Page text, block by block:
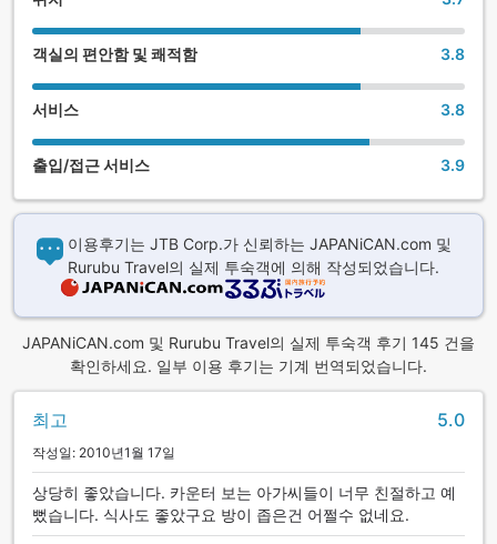
객실의 편안함 및 쾌적함 3.8
서비스 3.8
출입/접근 서비스 3.9
이용후기는 JTB Corp.가 신뢰하는 JAPANiCAN.com 및
Rurubu Travel의 실제 투숙객에 의해 작성되었습니다.
JAPANiCAN.com 및 Rurubu Travel의 실제 투숙객 후기 145 건을
확인하세요. 일부 이용 후기는 기계 번역되었습니다.
최고 5.0
작성일: 2010년1월 17일
상당히 좋았습니다. 카운터 보는 아가씨들이 너무 친절하고 예
뻤습니다. 식사도 좋았구요 방이 좁은건 어쩔수 없네요.